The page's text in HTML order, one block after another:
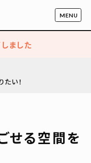
ました
い！
せる空間を